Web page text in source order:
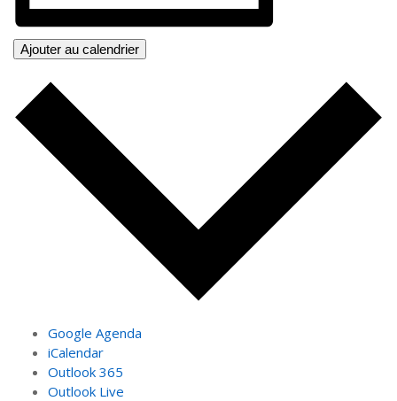
Ajouter au calendrier
Google Agenda
iCalendar
Outlook 365
Outlook Live